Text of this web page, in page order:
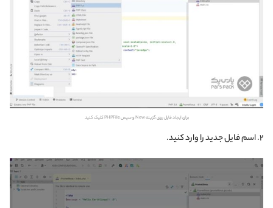
برای ایجاد فایل روی گزینه New و سپس PHPFile کلیک کنید
۲. اسم فایل جدید را وارد کنید.